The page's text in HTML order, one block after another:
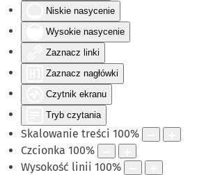
Niskie nasycenie
Wysokie nasycenie
Zaznacz linki
Zaznacz nagłówki
Czytnik ekranu
Tryb czytania
Skalowanie treści 100%
Czcionka 100%
Wysokość linii 100%